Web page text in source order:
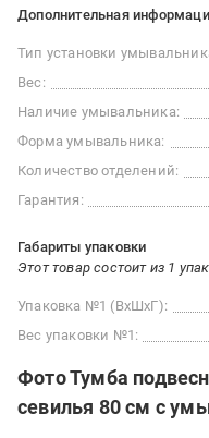
Дополнительная
Тип установки
Вес:
Наличие умывальника:
Форма умывальника:
Количество отделений:
Гарантия:
Габариты упаковки
Этот товар состоит из 1
Упаковка №1 (ВхШхГ):
Вес упаковки №1:
Фото Тумба
севилья 80 см с